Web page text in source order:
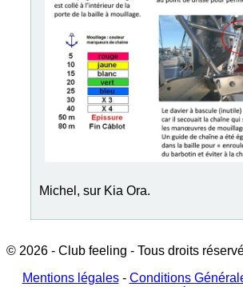
Michel, sur Kia Ora.
© 2026 - Club feeling - Tous droits
Mentions légales- Conditions